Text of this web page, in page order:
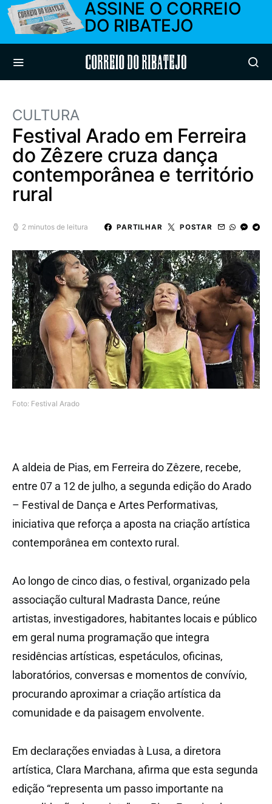
ASSINE O CORREIO
DO RIBATEJO
Correio do Ribatejo
CULTURA
Festival Arado em Ferreira
do Zêzere cruza dança
contemporânea e território
rural
2 minutos de leitura PARTILHAR POSTAR
Foto: Festival Arado
A aldeia de Pias, em Ferreira do Zêzere, recebe,
entre 07 a 12 de julho, a segunda edição do Arado
– Festival de Dança e Artes Performativas,
iniciativa que reforça a aposta na criação artística
contemporânea em contexto rural.
Ao longo de cinco dias, o festival, organizado pela
associação cultural Madrasta Dance, reúne
artistas, investigadores, habitantes locais e público
em geral numa programação que integra
residências artísticas, espetáculos, oficinas,
laboratórios, conversas e momentos de convívio,
procurando aproximar a criação artística da
comunidade e da paisagem envolvente.
Em declarações enviadas à Lusa, a diretora
artística, Clara Marchana, afirma que esta segunda
edição “representa um passo importante na